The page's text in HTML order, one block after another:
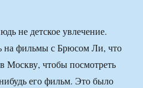
не детское увлечение.
на фильмы с Брюсом Ли, что
Москву, чтобы посмотреть
его фильм. Это было